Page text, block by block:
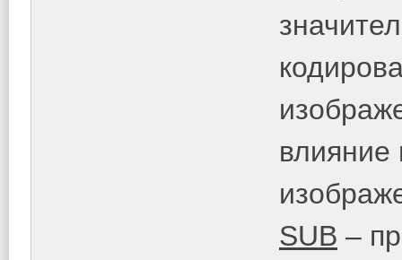
влияние
SUB –